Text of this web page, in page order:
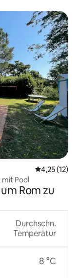
4,25 (12)
Pool
Rom zu
Durchschn.
Temperatur
8 °C